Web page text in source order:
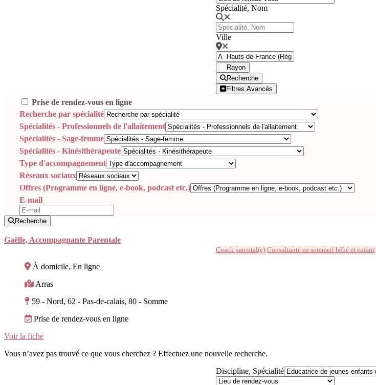
Spécialité, Nom
Ville
Rayon
Recherche
Filtres Avancés
Prise de rendez-vous en ligne
Recherche par spécialité
Spécialités - Professionnels de l'allaitement
Spécialités - Sage-femme
Spécialités - Kinésithérapeute
Type d'accompagnement
Réseaux sociaux
Offres (Programme en ligne, e-book, podcast etc.)
E-mail
Recherche
Gaëlle, Accompagnante Parentale
Coach parental(e) Consultante en sommeil bébé et enfant
À domicile, En ligne
Arras
59 - Nord, 62 - Pas-de-calais, 80 - Somme
Prise de rendez-vous en ligne
Voir la fiche
Vous n’avez pas trouvé ce que vous cherchez ? Effectuez une nouvelle recherche.
Discipline, Spécialité